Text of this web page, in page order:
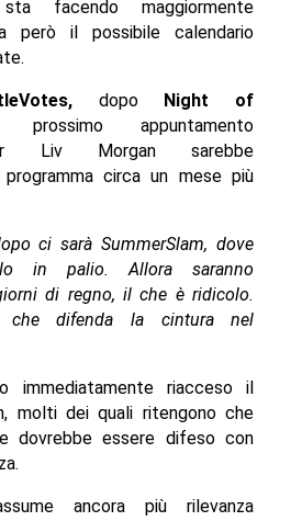
facendo maggiormente
però il possibile calendario
dopo Night of
appuntamento
Liv Morgan sarebbe
circa un mese più
ci sarà SummerSlam, dove
in palio. Allora saranno
di regno, il che è ridicolo.
che difenda la cintura nel
immediatamente riacceso il
molti dei quali ritengono che
dovrebbe essere difeso con
ancora più rilevanza